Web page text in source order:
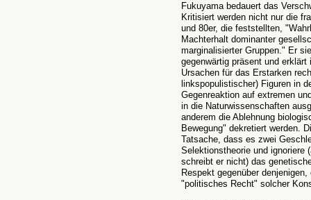
Fukuyama bedauert das
Kritisiert werden nicht nur die
und 80er, die feststellten,
Machterhalt dominanter
marginalisierter Gruppen." Er
gegenwärtig präsent und
Ursachen für das Erstarken
linkspopulistischer) Figuren in
Gegenreaktion auf extremen
in die Naturwissenschaften
anderem die Ablehnung
Bewegung" dekretiert werden.
Tatsache, dass es zwei
Selektionstheorie und ignoriere
schreibt er nicht) das
Respekt gegenüber
"politisches Recht" solcher